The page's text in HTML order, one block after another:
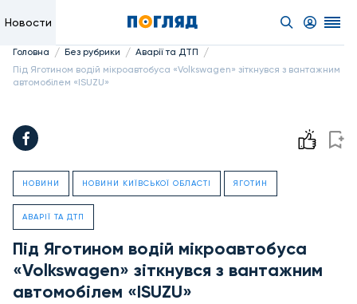
Новости
Головна / Без рубрики / Аварії та ДТП /
Під Яготином водій мікроавтобуса «Volkswagen» зіткнувся з вантажним
автомобілем «ISUZU»
НОВИНИ НОВИНИ КИЇВСЬКОЇ ОБЛАСТІ ЯГОТИН
АВАРІЇ ТА ДТП
Під Яготином водій мікроавтобуса
«Volkswagen» зіткнувся з вантажним
автомобілем «ISUZU»